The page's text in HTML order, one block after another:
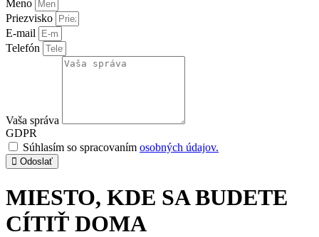
Meno
Priezvisko
E-mail
Telefón
Vaša správa
GDPR
Súhlasím so spracovaním osobných údajov.
Odoslať
MIESTO, KDE SA BUDETE
CÍTIŤ DOMA